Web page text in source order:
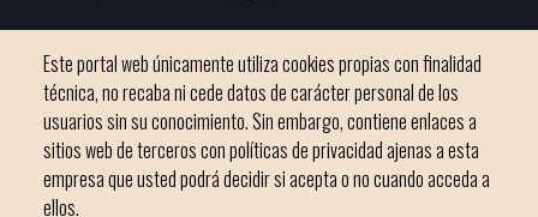
Teléfono 971 84 91 00 - CIF: P0703300D
Este portal web únicamente utiliza cookies propias con finalidad
técnica, no recaba ni cede datos de carácter personal de los
usuarios sin su conocimiento. Sin embargo, contiene enlaces a
sitios web de terceros con políticas de privacidad ajenas a esta
empresa que usted podrá decidir si acepta o no cuando acceda a
ellos.